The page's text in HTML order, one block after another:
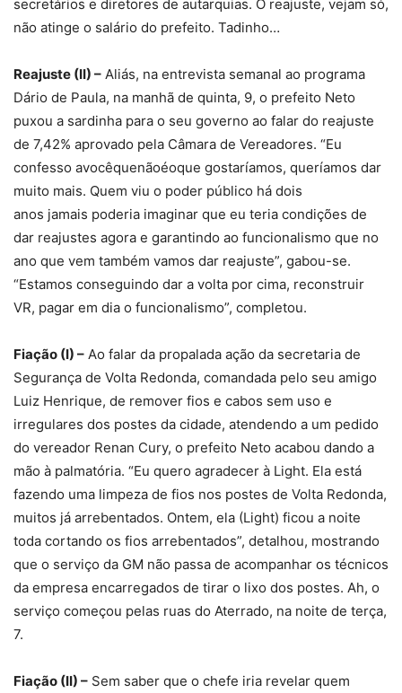
secretários e diretores de autarquias. O reajuste, vejam só,
não atinge o salário do prefeito. Tadinho…
Reajuste (II) – Aliás, na entrevista semanal ao programa
Dário de Paula, na manhã de quinta, 9, o prefeito Neto
puxou a sardinha para o seu governo ao falar do reajuste
de 7,42% aprovado pela Câmara de Vereadores. “Eu
confesso avocêquenãoéoque gostaríamos, queríamos dar
muito mais. Quem viu o poder público há dois
anos jamais poderia imaginar que eu teria condições de
dar reajustes agora e garantindo ao funcionalismo que no
ano que vem também vamos dar reajuste”, gabou-se.
“Estamos conseguindo dar a volta por cima, reconstruir
VR, pagar em dia o funcionalismo”, completou.
Fiação (I) – Ao falar da propalada ação da secretaria de
Segurança de Volta Redonda, comandada pelo seu amigo
Luiz Henrique, de remover fios e cabos sem uso e
irregulares dos postes da cidade, atendendo a um pedido
do vereador Renan Cury, o prefeito Neto acabou dando a
mão à palmatória. “Eu quero agradecer à Light. Ela está
fazendo uma limpeza de fios nos postes de Volta Redonda,
muitos já arrebentados. Ontem, ela (Light) ficou a noite
toda cortando os fios arrebentados”, detalhou, mostrando
que o serviço da GM não passa de acompanhar os técnicos
da empresa encarregados de tirar o lixo dos postes. Ah, o
serviço começou pelas ruas do Aterrado, na noite de terça,
7.
Fiação (II) – Sem saber que o chefe iria revelar quem